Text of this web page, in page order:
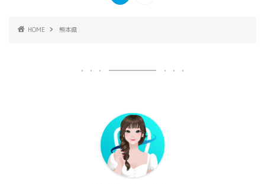
HOME 熊本県